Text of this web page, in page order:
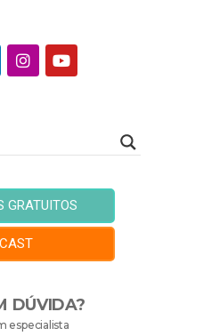
GRATUITOS
DÚVIDA?
especialista